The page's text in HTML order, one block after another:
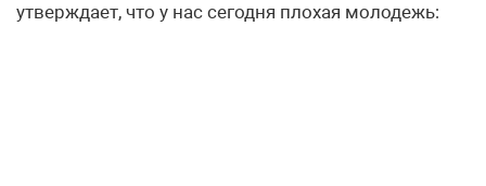
утверждает, что у нас сегодня плохая молодежь: